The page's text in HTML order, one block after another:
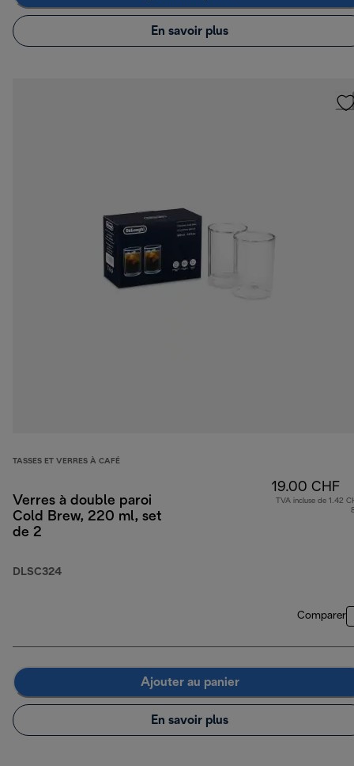
En savoir plus
TASSES ET VERRES À CAFÉ
Verres à double paroi
Cold Brew, 220 ml, set
de 2
DLSC324
19.00 CHF
TVA incluse de 1.42
Comparer
Ajouter au panier
En savoir plus